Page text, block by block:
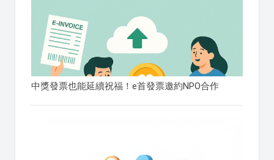
中獎發票也能延續祝福！e首發票邀約NPO合作